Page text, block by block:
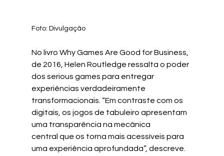
Foto: Divulgação
No livro Why Games Are Good for Business,
de 2016, Helen Routledge ressalta o poder
dos serious games para entregar
experiências verdadeiramente
transformacionais. “Em contraste com os
digitais, os jogos de tabuleiro apresentam
uma transparência na mecânica
central que os torna mais acessíveis para
uma experiência aprofundada”, descreve.